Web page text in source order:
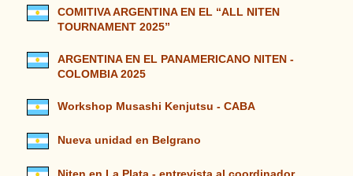
COMITIVA ARGENTINA EN EL “ALL NITEN
TOURNAMENT 2025”
ARGENTINA EN EL PANAMERICANO NITEN -
COLOMBIA 2025
Workshop Musashi Kenjutsu - CABA
Nueva unidad en Belgrano